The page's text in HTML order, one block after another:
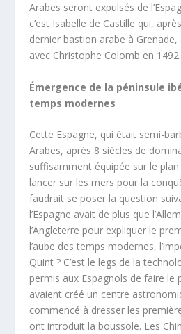
Arabes seront expulsés de
c’est Isabelle de Castille qui,
dernier bastion arabe à
avec Christophe Colomb en 1492.
Émergence de la péninsule
temps modernes
Cette Espagne, qui était semi-
Arabes, après 8 siècles de
suffisamment équipée sur le
lancer sur les mers pour la
faudrait se poser la question
l’Espagne avait de plus que
l’Angleterre pour expliquer le
l’aube des temps modernes,
Quint ? C’est le legs de la
permis aux Espagnols de faire le
avaient créé un centre
commencé à dresser les
ont introduit la boussole. Les